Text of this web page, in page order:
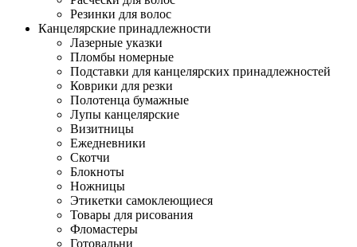
Резинки для волос
Канцелярские принадлежности
Лазерные указки
Пломбы номерные
Подставки для канцелярских принадлежностей
Коврики для резки
Полотенца бумажные
Лупы канцелярские
Визитницы
Ежедневники
Скотчи
Блокноты
Ножницы
Этикетки самоклеющиеся
Товары для рисования
Фломастеры
Готовальни